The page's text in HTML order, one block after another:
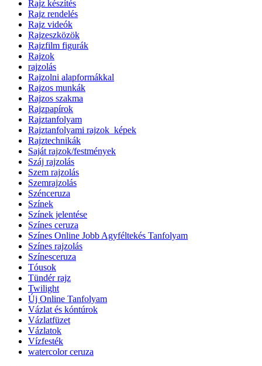
Rajz készítés
Rajz rendelés
Rajz videók
Rajzeszközök
Rajzfilm figurák
Rajzok
rajzolás
Rajzolni alapformákkal
Rajzos munkák
Rajzos szakma
Rajzpapírok
Rajztanfolyam
Rajztanfolyami rajzok_képek
Rajztechnikák
Saját rajzok/festmények
Száj rajzolás
Szem rajzolás
Szemrajzolás
Szénceruza
Színek
Színek jelentése
Színes ceruza
Színes Online Jobb Agyféltekés Tanfolyam
Színes rajzolás
Színesceruza
Tóusok
Tündér rajz
Twilight
Új Online Tanfolyam
Vázlat és kóntúrok
Vázlatfüzet
Vázlatok
Vízfesték
watercolor ceruza